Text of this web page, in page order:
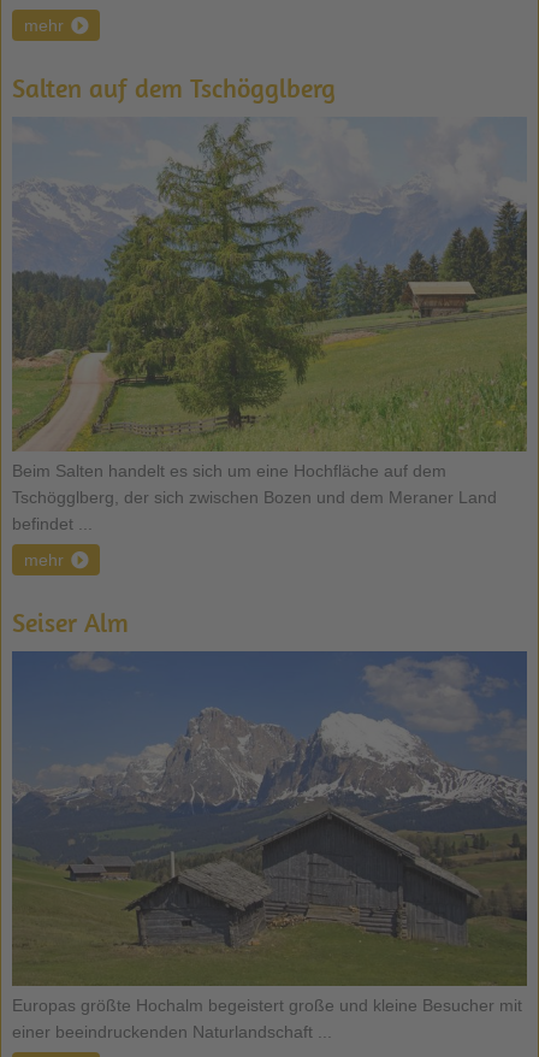
mehr
Salten auf dem Tschögglberg
Beim Salten handelt es sich um eine Hochfläche auf dem
Tschögglberg, der sich zwischen Bozen und dem Meraner Land
befindet ...
mehr
Seiser Alm
Europas größte Hochalm begeistert große und kleine Besucher mit
einer beeindruckenden Naturlandschaft ...